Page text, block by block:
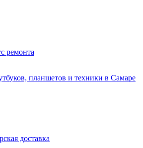
ремонта
планшетов и техники в Самаре
доставка